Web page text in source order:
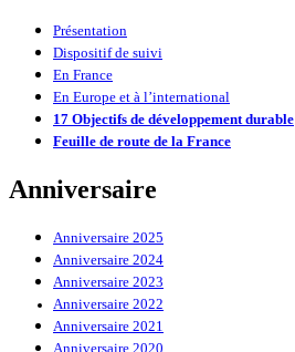
Présentation
Dispositif de suivi
En France
En Europe et à l’international
17 Objectifs de développement durable
Feuille de route de la France
Anniversaire
Anniversaire 2025
Anniversaire 2024
Anniversaire 2023
Anniversaire 2022
Anniversaire 2021
Anniversaire 2020